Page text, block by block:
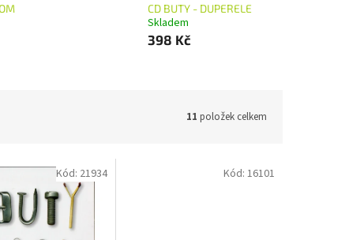
CD BUTY - DUPERELE
Skladem
398 Kč
11 položek celkem
Kód: 21934 Kód: 16101